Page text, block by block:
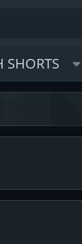
SHORTS